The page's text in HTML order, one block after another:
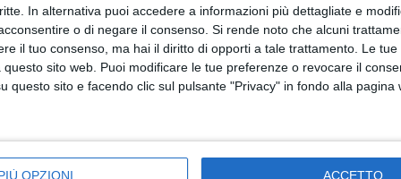
In alternativa puoi accedere a informazioni più dettagliate e
o di negare il consenso. Si rende noto che alcuni
il tuo consenso, ma hai il diritto di opporti a tale trattamento. Le
sito web. Puoi modificare le tue preferenze o revocare il
questo sito e facendo clic sul pulsante "Privacy" in fondo alla pagina
OPZIONI ACCETTO
REGIONALE 6 MARIO CONCA M5S